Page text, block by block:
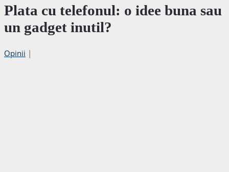
Plata cu telefonul: o idee buna sau
un gadget inutil?
Opinii |